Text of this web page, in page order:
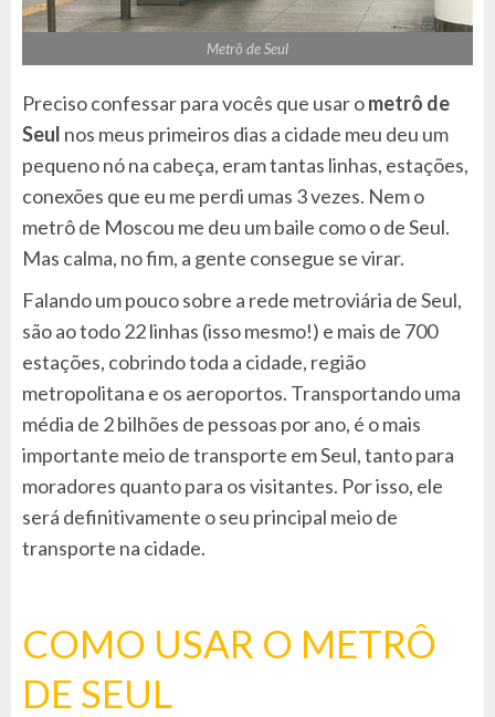
Metrô de Seul
Preciso confessar para vocês que usar ometrô de
Seul nos meus primeiros dias a cidade meu deu um
pequeno nó na cabeça, eram tantas linhas, estações,
conexões que eu me perdi umas 3 vezes. Nem o
metrô de Moscou me deu um baile como o de Seul.
Mas calma, no fim, a gente consegue se virar.
Falando um pouco sobre a rede metroviária de Seul,
são ao todo 22 linhas (isso mesmo!) e mais de 700
estações, cobrindo toda a cidade, região
metropolitana e os aeroportos. Transportando uma
média de 2 bilhões de pessoas por ano, é o mais
importante meio de transporte em Seul, tanto para
moradores quanto para os visitantes. Por isso, ele
será definitivamente o seu principal meio de
transporte na cidade.
COMO USAR O METRÔ
DE SEUL